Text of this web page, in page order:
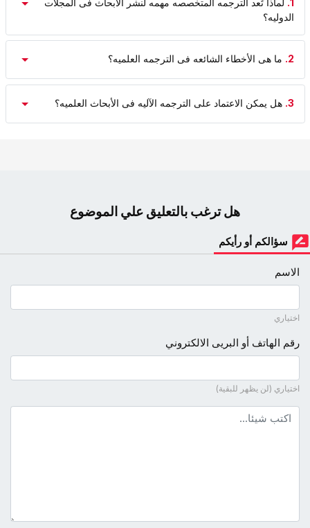
الدولیه؟
2. ما هی الأخطاء الشائعه فی الترجمه العلمیه؟
3. هل یمکن الاعتماد على الترجمه الآلیه فی الأبحاث العلمیه؟
هل ترغب بالتعليق علي الموضوع
سؤالكم أو رأيكم
الاسم
اختياري
رقم الهاتف أو البريى الالكتروني
اختياري (لن يظهر للبقية)
نص التعليق